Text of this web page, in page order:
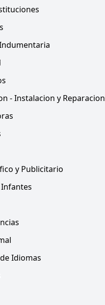
- Instalacion y Reparacion
y Publicitario
Infantes
Idiomas